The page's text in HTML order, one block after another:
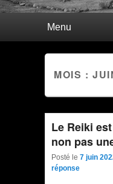
MOIS :
Le Reiki
non pas
Posté le 7 juin
réponse